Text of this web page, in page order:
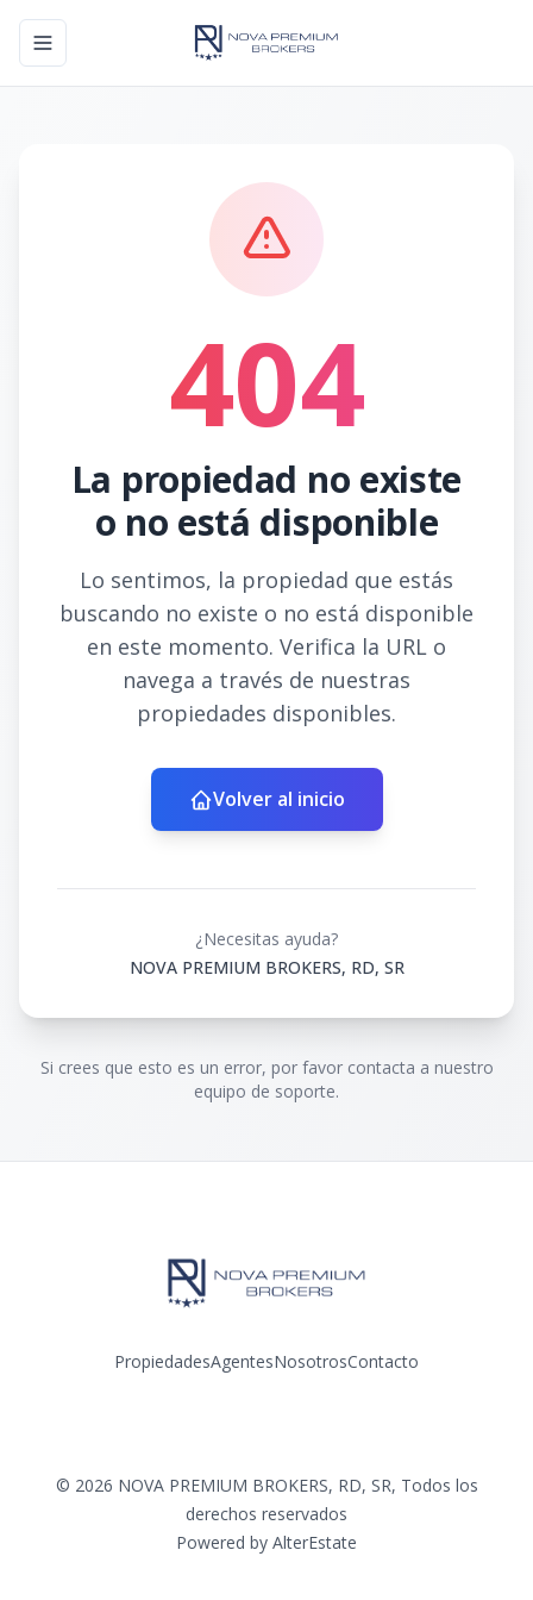
Toggle navigation menu
404
La propiedad no existe
o no está disponible
Lo sentimos, la propiedad que estás
buscando no existe o no está disponible
en este momento. Verifica la URL o
navega a través de nuestras
propiedades disponibles.
Volver al inicio
¿Necesitas ayuda?
NOVA PREMIUM BROKERS, RD, SR
Si crees que esto es un error, por favor contacta a nuestro
equipo de soporte.
PropiedadesAgentesNosotrosContacto
© 2026 NOVA PREMIUM BROKERS, RD, SR, Todos los
derechos reservados
Powered by AlterEstate